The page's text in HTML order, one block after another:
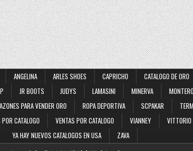
ANGELINA ARLES SHOES CAPRICHO CATALOGO DE ORO
JR BOOTS JUDYS LAMASINI MINERVA MONTERO
PARA VENDER ORO ROPA DEPORTIVA SCPAKAR
CATALOGO VENTAS POR CATALOGO VIANNEY VITTORIO
YA HAY NUEVOS CATALOGOS EN USA
ZAVA